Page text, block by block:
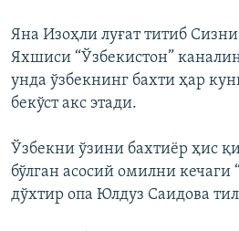
Яна Изоҳли луғат титиб
Яхшиси “Ўзбекистон”
унда ўзбекнинг бахти ҳар
бекўст акс этади.
Ўзбекни ўзини бахтиёр ҳис
бўлган асосий омилни
дўхтир опа Юлдуз Саидова